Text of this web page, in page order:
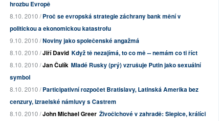
hrozbu Evropě
8.10. 2010 /Proč se evropská strategie záchrany bank mění v
politickou a ekonomickou katastrofu
9.10. 2010 /Noviny jako společenské angažmá
8.10. 2010 /Jiří David Když tě nezajímá, to co mě -- nemám co ti říct
8.10. 2010 /Jan Čulík Mladé Rusky (prý) vzrušuje Putin jako sexuální
symbol
8.10. 2010 /Participativní rozpočet Bratislavy, Latinská Amerika bez
cenzury, izraelské námluvy s Castrem
8.10. 2010 /John Michael Greer Živočichové v zahradě: Slepice, králíci